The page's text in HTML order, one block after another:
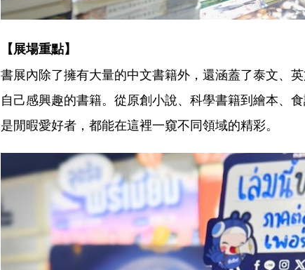
【展場重點】
書展內除了擁有大量的中文書籍外，還涵蓋了泰文、
自己感興趣的書籍。從原創小說、科學書籍到繪本、
是閒暇愛好者，都能在這裡一窺不同領域的精彩。